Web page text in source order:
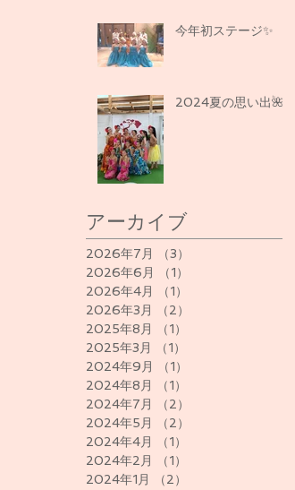
今年初ステージ✨
2024夏の思い出🌺
アーカイブ
2026年7月 （3）
2026年6月
（1）
2026年4月
（1）
2026年3月
（2）
2025年8月
（1）
2025年3月
（1）
2024年9月
（1）
2024年8月
（1）
2024年7月
（2）
2024年5月
（2）
2024年4月
（1）
2024年2月
（1）
2024年1月
（2）